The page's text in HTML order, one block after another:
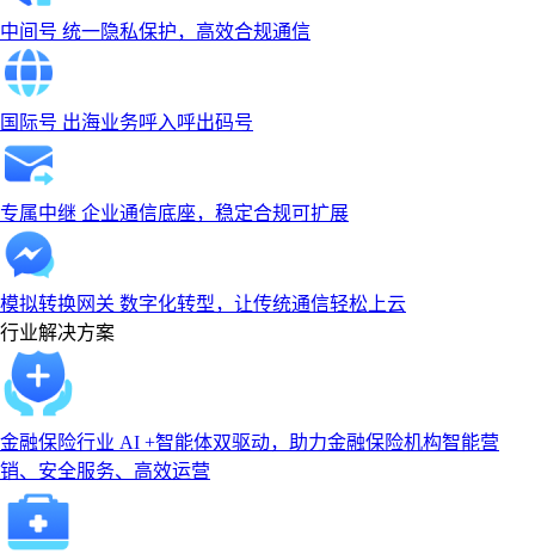
中间号 统一隐私保护，高效合规通信
国际号 出海业务呼入呼出码号
专属中继 企业通信底座，稳定合规可扩展
模拟转换网关 数字化转型，让传统通信轻松上云
行业解决方案
金融保险行业 AI +智能体双驱动，助力金融保险机构智能营
销、安全服务、高效运营